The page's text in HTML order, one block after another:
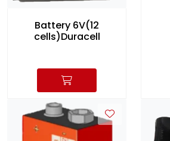
Battery 6V(12
cells)Duracell